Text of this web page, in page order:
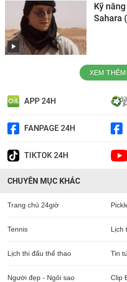
Kỹ
Sahara
XEM THÊM
APP 24H
FANPAGE 24H
TIKTOK 24H
CHUYÊN MỤC KHÁC
Trang chủ 24giờ
Tennis Lịch
Lịch thi đấu thể thao Tin
Người đẹp - Ngôi sao Clip